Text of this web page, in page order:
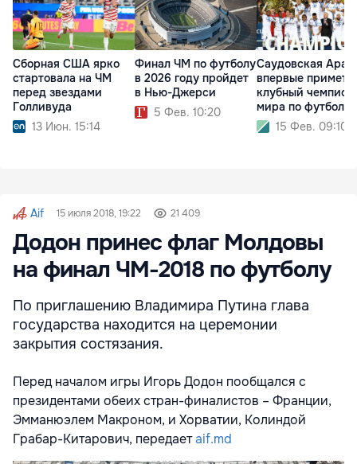
Сборная США ярко
стартовала на ЧМ
перед звездами
Голливуда
13 Июн. 15:14
Финал ЧМ по футболу
в 2026 году пройдет
в Нью-Джерси
5 Фев. 10:20
Саудовская
впервые примет
клубный
мира по футболу
15 Фев. 09:10
Aif 15 июля 2018, 19:22 21 409
Додон принес флаг Молдовы
на финал ЧМ-2018 по футболу
По приглашению Владимира Путина глава
государства находится на церемонии
закрытия состязания.
Перед началом игры Игорь Додон пообщался с
президентами обеих стран-финалистов – Франции,
Эмманюэлем Макроном, и Хорватии, Колиндой
Грабар-Китарович, передаетaif.md